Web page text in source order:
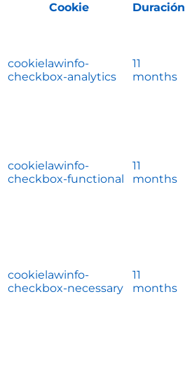
Cookie
Duración
cookielawinfo-
checkbox-analytics
11
months
cookielawinfo-
checkbox-functional
11
months
cookielawinfo-
checkbox-necessary
11
months